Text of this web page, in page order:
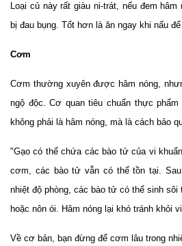
Loại củ này rất giàu ni-trát, nếu đem
bị đau bụng. Tốt hơn là ăn ngay khi nấu
Cơm
Cơm thường xuyên được hâm nóng,
ngộ độc. Cơ quan tiêu chuẩn thực
không phải là hâm nóng, mà là cách bảo
"Gạo có thể chứa các bào tử của vi
cơm, các bào tử vẫn có thể tồn tại.
nhiệt độ phòng, các bào tử có thể sinh
hoặc nôn ói. Hâm nóng lại khó tránh khỏi
Về cơ bản, bạn đừng để cơm lâu trong